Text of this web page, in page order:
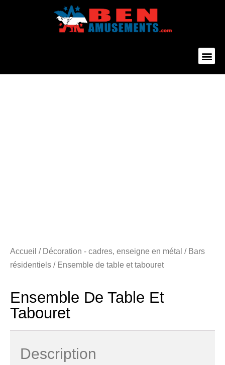
Accueil / Décoration - cadres, enseigne en métal / Bars
résidentiels / Ensemble de table et tabouret
Ensemble De Table Et
Tabouret
Description